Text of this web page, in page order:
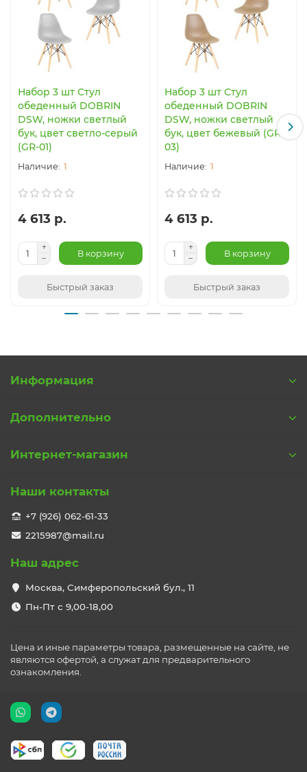
Набор 3 шт Стул
обеденный DOBRIN
DSW, ножки светлый
бук, цвет светло-серый
(GR-01)
1
4 613 р.
В корзину
Быстрый заказ
Набор 3 шт Стул
обеденный DOBRIN
DSW, ножки светлый
бук, цвет бежевый (GR-
03)
1
4 613 р.
В корзину
Быстрый заказ
Информация
Дополнительно
Интернет-магазин
Наши контакты
+7 (926) 062-61-33
2215987@mail.ru
Наш адрес
Москва, Симферопольский бул., 11
Пн-Пт с 9,00-18,00
Цена и иные параметры товара, размещенные на сайте, не
являются офертой, а служат для предварительного
ознакомления.